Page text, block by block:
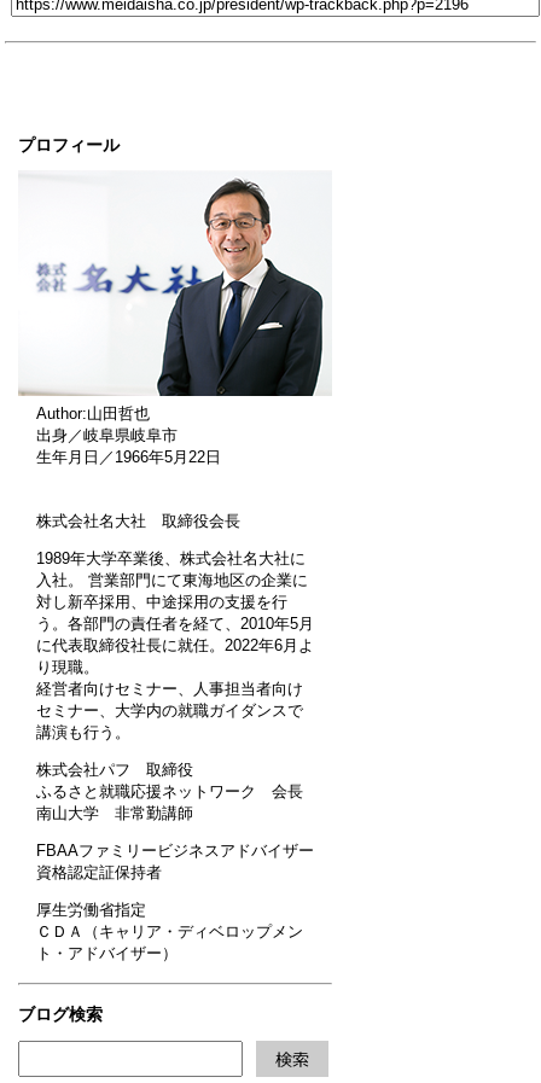
プロフィール
Author:山田哲也
出身／岐阜県岐阜市
生年月日／1966年5月22日
株式会社名大社 取締役会長
1989年大学卒業後、株式会社名大社に
入社。 営業部門にて東海地区の企業に
対し新卒採用、中途採用の支援を行
う。各部門の責任者を経て、2010年5月
に代表取締役社長に就任。2022年6月よ
り現職。
経営者向けセミナー、人事担当者向け
セミナー、大学内の就職ガイダンスで
講演も行う。
株式会社パフ 取締役
ふるさと就職応援ネットワーク 会長
南山大学 非常勤講師
FBAAファミリービジネスアドバイザー
資格認定証保持者
厚生労働省指定
ＣＤＡ（キャリア・ディベロップメン
ト・アドバイザー）
ブログ検索